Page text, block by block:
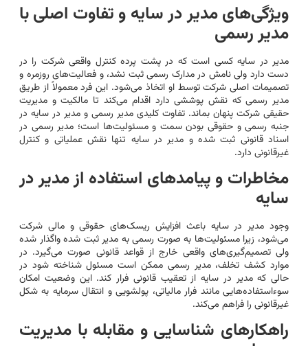
ویژگی‌های مدیر در سایه و تفاوت اصلی با
مدیر رسمی
مدیر در سایه کسی است که در پشت پرده کنترل واقعی شرکت را در
دست دارد ولی نامش در مدارک رسمی ثبت نشد، و فعالیت‌های روزمره و
تصمیمات اصلی شرکت توسط او اتخاذ می‌شود. این فرد معمولاً از طریق
مدیر رسمی که نقش پوششی دارد اقدام می‌کند تا مالکیت و مدیریت
حقیقی شرکت پنهان بماند. تفاوت کلیدی مدیر رسمی و مدیر در سایه در
جنبه رسمی و حقوقی بودن سمت و مسئولیت‌ها است؛ مدیر رسمی در
اسناد قانونی ثبت شده و مدیر در سایه تنها نقش عملیاتی و کنترل
غیرقانونی دارد.
مخاطرات و پیامدهای استفاده از مدیر در
سایه
وجود مدیر در سایه باعث افزایش ریسک‌های حقوقی و مالی شرکت
می‌شود، زیرا مسئولیت‌ها به صورت رسمی به مدیر ثبت شده واگذار شده
ولی تصمیم‌گیری‌های واقعی خارج از قواعد قانونی صورت می‌گیرد. در
موارد کشف تخلف، مدیر رسمی ممکن است مسئول شناخته شود در
حالی که مدیر در سایه از تعقیب قانونی فرار کند. این وضعیت امکان
سوءاستفاده‌هایی مانند فرار مالیاتی، پولشویی و انتقال سرمایه به شکل
غیرقانونی را فراهم می‌کند.
راهکارهای شناسایی و مقابله با مدیریت